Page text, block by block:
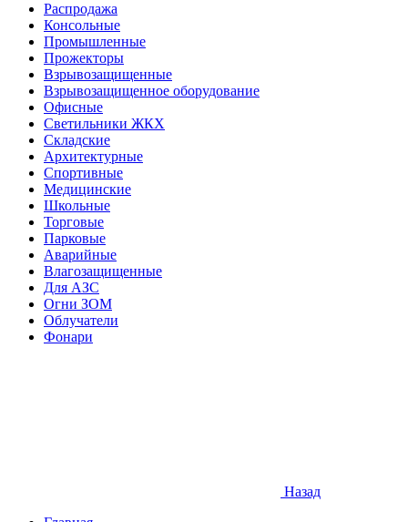
Распродажа
Консольные
Промышленные
Прожекторы
Взрывозащищенные
Взрывозащищенное оборудование
Офисные
Cветильники ЖКХ
Складские
Архитектурные
Спортивные
Медицинские
Школьные
Торговые
Парковые
Аварийные
Влагозащищенные
Для АЗС
Огни ЗОМ
Облучатели
Фонари
Назад